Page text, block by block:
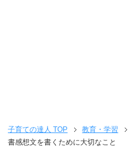
子育ての達人 TOP 教育・学習
書感想文を書くために大切なこと